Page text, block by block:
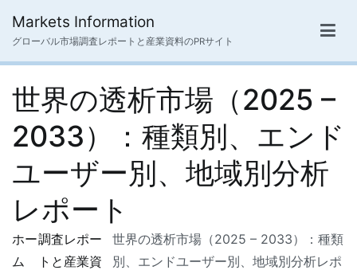
ス
Markets Information
グローバル市場調査レポートと産業資料のPRサイト
世界の透析市場（2025 –
2033）：種類別、エンド
ユーザー別、地域別分析
レポート
ホー
ム
調査レポー
トと産業資
世界の透析市場（2025 – 2033）：種類
別、エンドユーザー別、地域別分析レポ